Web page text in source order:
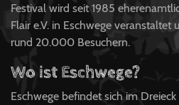
Festival wird seit 1985
Flair e.V. in Eschwege
rund 20.000 Besuchern.
Wo ist Eschwege?
Eschwege befindet sich im